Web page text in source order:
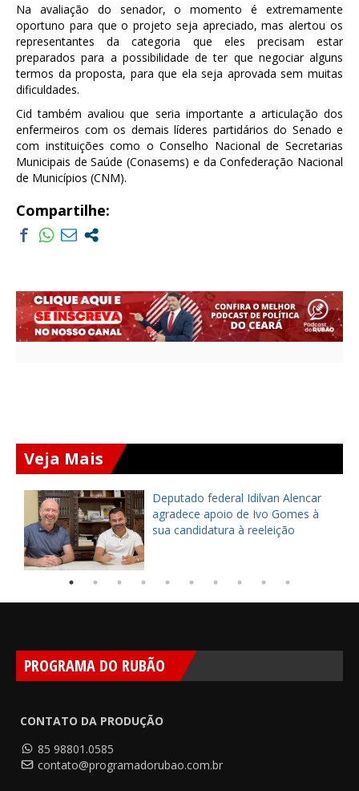
Na avaliação do senador, o momento é extremamente
oportuno para que o projeto seja apreciado, mas alertou os
representantes da categoria que eles precisam estar
preparados para a possibilidade de ter que negociar alguns
termos da proposta, para que ela seja aprovada sem muitas
dificuldades.
Cid também avaliou que seria importante a articulação dos
enfermeiros com os demais líderes partidários do Senado e
com instituições como o Conselho Nacional de Secretarias
Municipais de Saúde (Conasems) e da Confederação Nacional
de Municípios (CNM).
Compartilhe:
Veja Mais
Deputado federal Idilvan Alencar
agradece apoio de Ivo Gomes à
sua candidatura à reeleição
PROGRAMA DO RUBÃO
CONTATO DA PRODUÇÃO
85 98801.0585
contato@programadorubao.com.br